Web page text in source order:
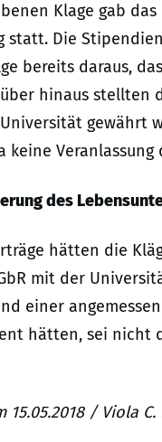
Klage gab
statt. Die
bereits daraus,
hinaus stellten
gewährt
keine
des
hätten die
mit der
einer
hätten, sei nicht
15.05.2018 / Viola